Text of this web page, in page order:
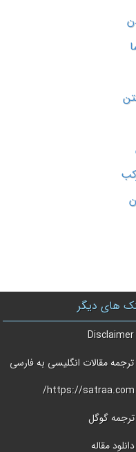
های دیگر
Disclaimer
ترجمه مقالات انگلیسی به فارسی
https://satraa.com/
ترجمه گوگل
دانلود مقاله